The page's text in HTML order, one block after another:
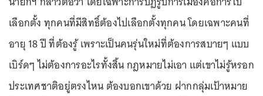
เลือกตั้ง ทุกคนที่มีสิทธิ์ต้องไปเลือกตั้งทุกคน โดยเฉพาะคนที่
อายุ 18 ปี ที่ต้องรู้ เพราะเป็นคนรุ่นใหม่ที่ต้องการสบายๆ แบบ
เบิร์ดๆ ไม่ต้องการอะไรทั้งสิ้น กฎหมายไม่เอา แต่เขาไม่รู้หรอก
ประเทศชาติอยู่ตรงไหน ต้องบอกเขาด้วย ฝากกลุ่มเป้าหมาย